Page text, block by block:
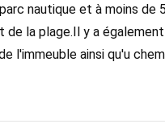
nautique et à moins de
de la plage.Il y a
l'immeuble ainsi qu'u